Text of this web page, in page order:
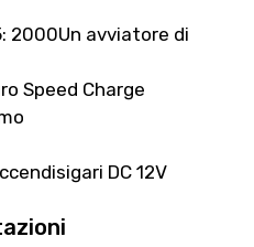
2000Un avviatore di
Speed ​​Charge
DC 12V